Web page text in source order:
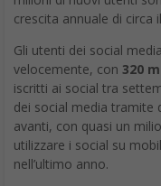
crescita annuale di circa
Gli utenti dei social
velocemente, con 320
iscritti ai social tra
dei social media tramite
avanti, con quasi un
utilizzare i social su
nell’ultimo anno.